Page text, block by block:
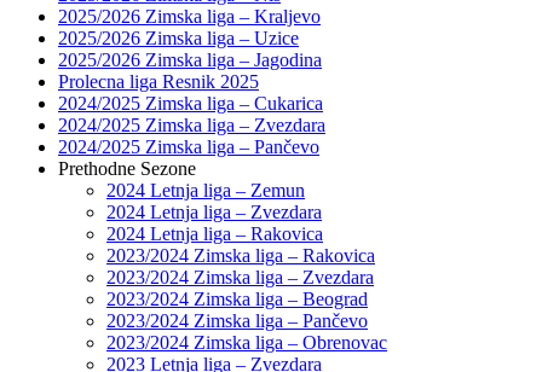
2025/2026 Zimska liga – Kraljevo
2025/2026 Zimska liga – Uzice
2025/2026 Zimska liga – Jagodina
Prolecna liga Resnik 2025
2024/2025 Zimska liga – Cukarica
2024/2025 Zimska liga – Zvezdara
2024/2025 Zimska liga – Pančevo
Prethodne Sezone
2024 Letnja liga – Zemun
2024 Letnja liga – Zvezdara
2024 Letnja liga – Rakovica
2023/2024 Zimska liga – Rakovica
2023/2024 Zimska liga – Zvezdara
2023/2024 Zimska liga – Beograd
2023/2024 Zimska liga – Pančevo
2023/2024 Zimska liga – Obrenovac
2023 Letnja liga – Zvezdara